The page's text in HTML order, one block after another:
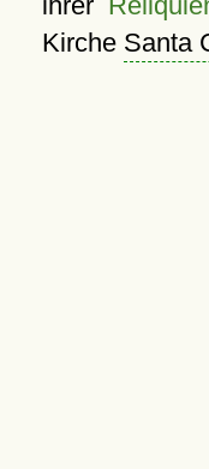
Kirche Santa